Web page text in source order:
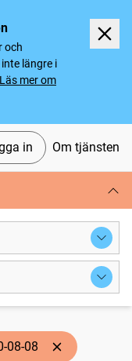
och
längre i
Läs mer om
in Om tjänsten
08-08